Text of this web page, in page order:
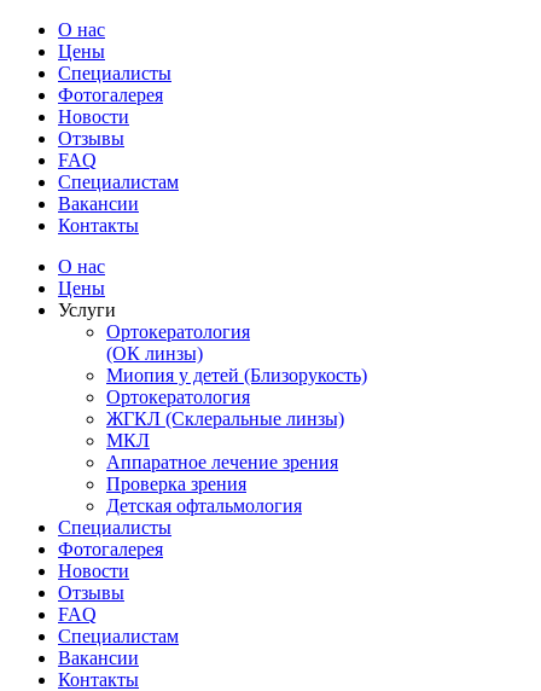
О нас
Цены
Специалисты
Фотогалерея
Новости
Отзывы
FAQ
Специалистам
Вакансии
Контакты
О нас
Цены
Услуги
Ортокератология
(ОК линзы)
Миопия у детей (Близорукость)
Ортокератология
ЖГКЛ (Склеральные линзы)
МКЛ
Аппаратное лечение зрения
Проверка зрения
Детская офтальмология
Специалисты
Фотогалерея
Новости
Отзывы
FAQ
Специалистам
Вакансии
Контакты